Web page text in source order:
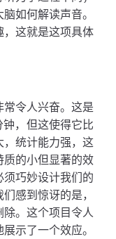
如何解读声音。
这就是这项具体
令人兴奋。这是
，但这使得它比
，统计能力强，这
的小但显著的效
巧妙设计我们的
感到惊讶的是，
。这个项目令人
示了一个效应。